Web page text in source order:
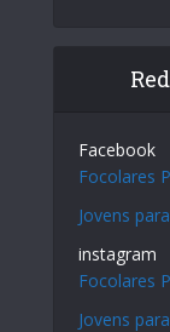
Facebook
Focolares
Jovens
instagram
Focolares
Jovens